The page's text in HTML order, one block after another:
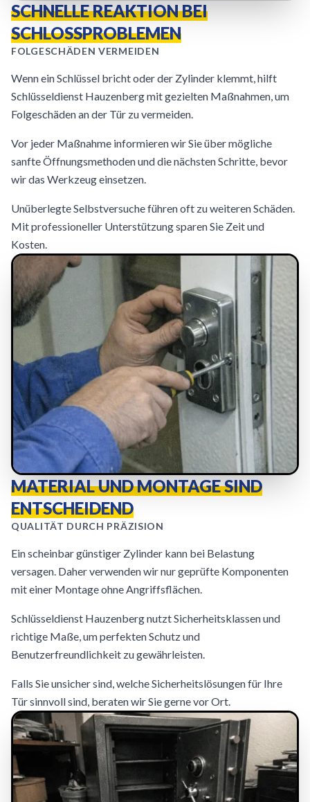
SCHNELLE REAKTION BEI
SCHLOSSPROBLEMEN
FOLGESCHÄDEN VERMEIDEN
Wenn ein Schlüssel bricht oder der Zylinder klemmt, hilft
Schlüsseldienst Hauzenberg mit gezielten Maßnahmen, um
Folgeschäden an der Tür zu vermeiden.
Vor jeder Maßnahme informieren wir Sie über mögliche
sanfte Öffnungsmethoden und die nächsten Schritte, bevor
wir das Werkzeug einsetzen.
Unüberlegte Selbstversuche führen oft zu weiteren Schäden.
Mit professioneller Unterstützung sparen Sie Zeit und
Kosten.
MATERIAL UND MONTAGE SIND
ENTSCHEIDEND
QUALITÄT DURCH PRÄZISION
Ein scheinbar günstiger Zylinder kann bei Belastung
versagen. Daher verwenden wir nur geprüfte Komponenten
mit einer Montage ohne Angriffsflächen.
Schlüsseldienst Hauzenberg nutzt Sicherheitsklassen und
richtige Maße, um perfekten Schutz und
Benutzerfreundlichkeit zu gewährleisten.
Falls Sie unsicher sind, welche Sicherheitslösungen für Ihre
Tür sinnvoll sind, beraten wir Sie gerne vor Ort.